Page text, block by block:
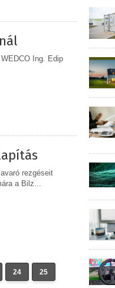
Ing. Edip
rezgéseit
a Bilz...
24 25